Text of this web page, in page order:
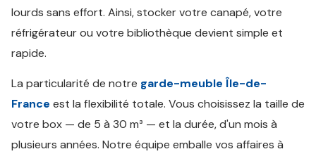
lourds sans effort. Ainsi, stocker votre canapé, votre
réfrigérateur ou votre bibliothèque devient simple et
rapide.
La particularité de notre garde-meuble Île-de-
France est la flexibilité totale. Vous choisissez la taille de
votre box — de 5 à 30 m³ — et la durée, d'un mois à
plusieurs années. Notre équipe emballe vos affaires à